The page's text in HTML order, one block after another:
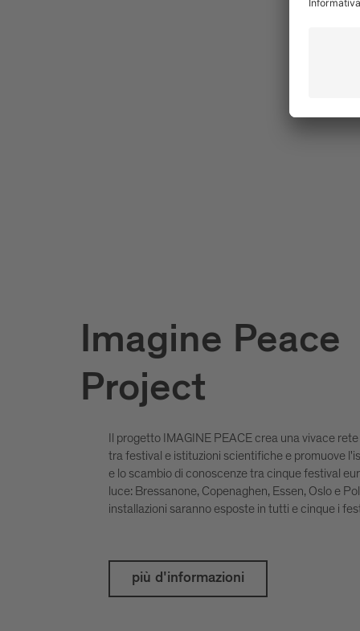
Imagine Peace
Project
Il progetto IMAGINE PEACE crea una vivace
tra festival e istituzioni scientifiche e promuove
e lo scambio di conoscenze tra cinque festival
luce: Bressanone, Copenaghen, Essen, Oslo e
installazioni saranno esposte in tutti e cinque i
più d'informazioni
Peace
Visualia Studio
Pallets